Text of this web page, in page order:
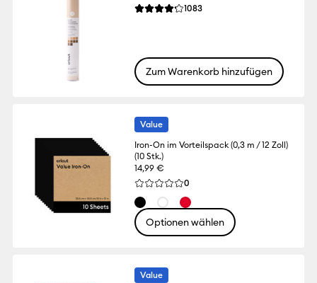
Die durchschnittliche Bewertung für
1083Reviews
Zum Warenkorb hinzufügen
Value
Iron-On im Vorteilspack (0,3 m / 12 Zoll)
(10 Stk.)
14,99 €
Die durchschnittliche Bewertung für
0
Optionen wählen
Value